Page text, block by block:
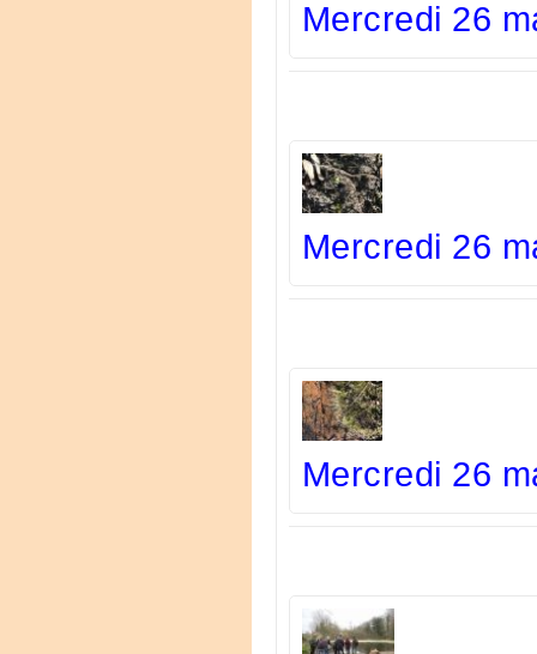
Mercredi 26
Mercredi 26
Mercredi 26